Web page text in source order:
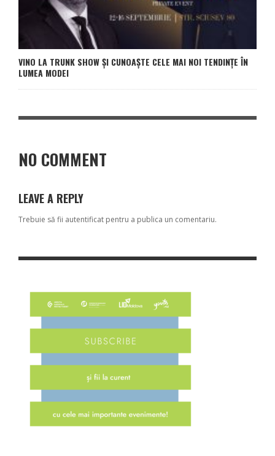
VINO LA TRUNK SHOW ŞI CUNOAŞTE CELE MAI NOI TENDINŢE ÎN
LUMEA MODEI
NO COMMENT
LEAVE A REPLY
Trebuie să fii autentificat pentru a publica un comentariu.